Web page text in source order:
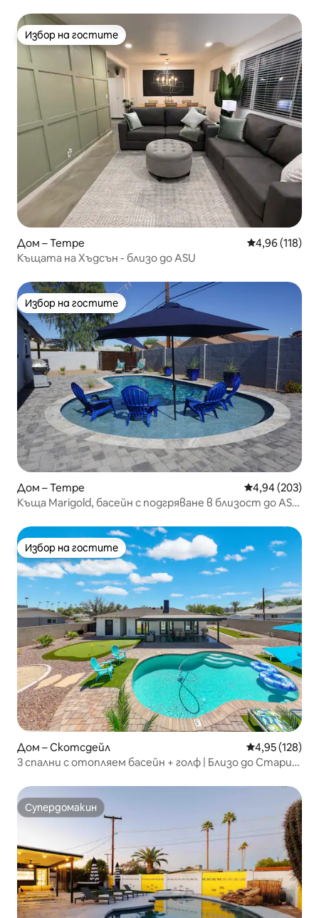
Избор на гостите
Избор на гостите
Дом – Tempe Средна
4,96 (118)
Къщата на Хъдсън - близо до ASU
Избор на гостите
Избор на гостите
Дом – Tempe Средна
4,94 (203)
Къща Marigold, басейн с подгряване в близост до ASU
Избор на гостите
Избор на гостите
Дом – Скотсдейл Средна
4,95 (128)
3 спални с отопляем басейн + голф | Близо до Стария
Супердомакин
Супердомакин